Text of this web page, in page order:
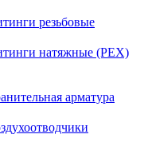
резьбовые
натяжные (PEX)
арматура